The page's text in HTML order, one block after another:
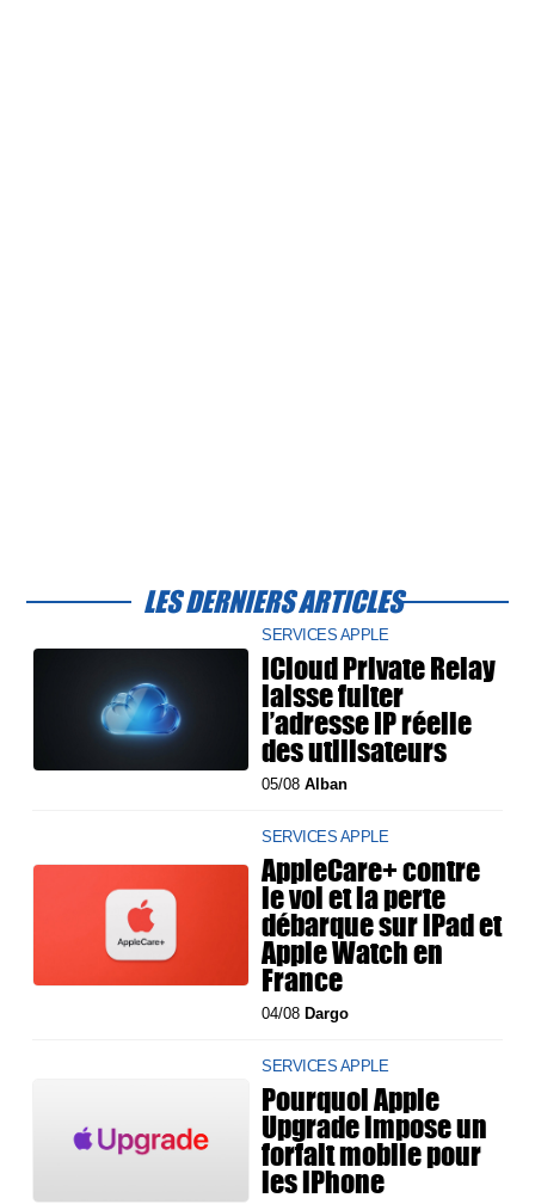
LES DERNIERS ARTICLES
SERVICES APPLE
iCloud Private Relay
laisse fuiter
l’adresse IP réelle
des utilisateurs
05/08Alban
SERVICES APPLE
AppleCare+ contre
le vol et la perte
débarque sur iPad et
Apple Watch en
France
04/08 Dargo
SERVICES APPLE
Pourquoi Apple
Upgrade impose un
forfait mobile pour
les iPhone